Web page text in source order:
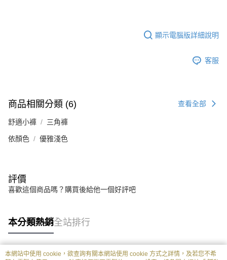
顯示電腦版詳細說明
客服
商品相關分類 (6) 查看全部
舒適小褲 三角褲
依顏色 優雅淺色
評價
喜歡這個商品嗎？購買後給他一個好評吧
本分類熱銷全站排行
本網站中使用 cookie，欲查詢有關本網站使用 cookie 方式之詳情，及若您不希